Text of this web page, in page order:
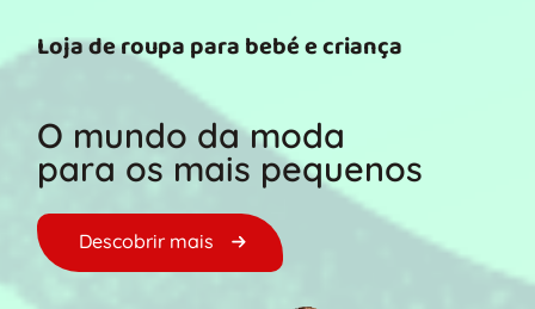
Loja de roupa para bebé e criança
O mundo da moda
para os mais pequenos
Descobrir mais